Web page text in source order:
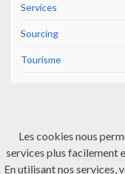
Services
Sourcing
Tourisme
Home
Les cookies nous
services plus facilement
En utilisant nos services,